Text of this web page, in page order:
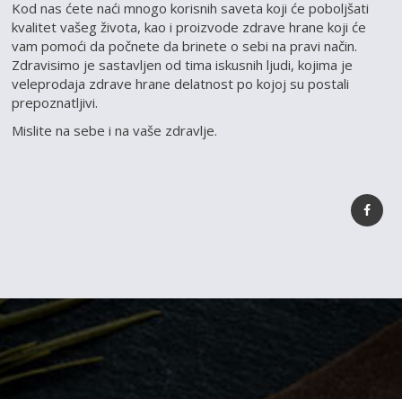
Kod nas ćete naći mnogo korisnih saveta koji će poboljšati
kvalitet vašeg života, kao i proizvode zdrave hrane koji će
vam pomoći da počnete da brinete o sebi na pravi način.
Zdravisimo je sastavljen od tima iskusnih ljudi, kojima je
veleprodaja zdrave hrane delatnost po kojoj su postali
prepoznatljivi.
Mislite na sebe i na vaše zdravlje.